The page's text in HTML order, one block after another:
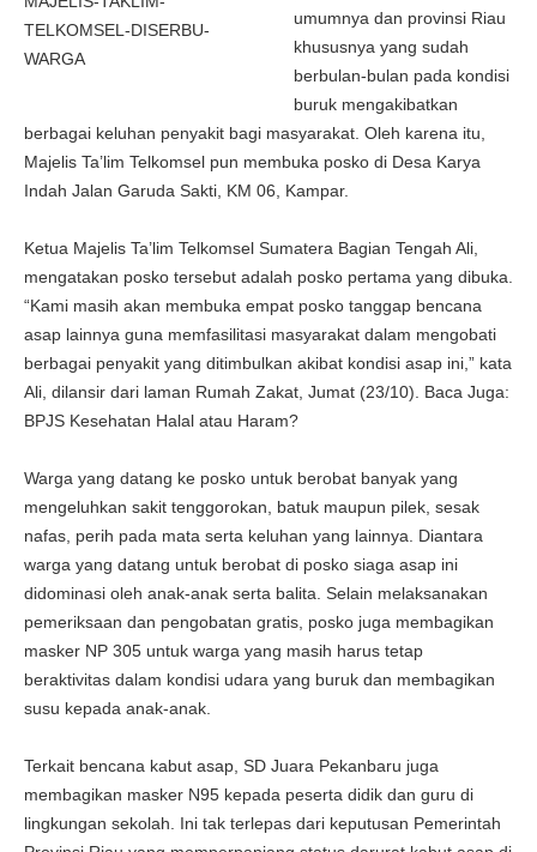
umumnya dan provinsi Riau
khususnya yang sudah
berbulan-bulan pada kondisi
buruk mengakibatkan
berbagai keluhan penyakit bagi masyarakat. Oleh karena itu,
Majelis Ta’lim Telkomsel pun membuka posko di Desa Karya
Indah Jalan Garuda Sakti, KM 06, Kampar.
Ketua Majelis Ta’lim Telkomsel Sumatera Bagian Tengah Ali,
mengatakan posko tersebut adalah posko pertama yang dibuka.
“Kami masih akan membuka empat posko tanggap bencana
asap lainnya guna memfasilitasi masyarakat dalam mengobati
berbagai penyakit yang ditimbulkan akibat kondisi asap ini,” kata
Ali, dilansir dari laman Rumah Zakat, Jumat (23/10). Baca Juga:
BPJS Kesehatan Halal atau Haram?
Warga yang datang ke posko untuk berobat banyak yang
mengeluhkan sakit tenggorokan, batuk maupun pilek, sesak
nafas, perih pada mata serta keluhan yang lainnya. Diantara
warga yang datang untuk berobat di posko siaga asap ini
didominasi oleh anak-anak serta balita. Selain melaksanakan
pemeriksaan dan pengobatan gratis, posko juga membagikan
masker NP 305 untuk warga yang masih harus tetap
beraktivitas dalam kondisi udara yang buruk dan membagikan
susu kepada anak-anak.
Terkait bencana kabut asap, SD Juara Pekanbaru juga
membagikan masker N95 kepada peserta didik dan guru di
lingkungan sekolah. Ini tak terlepas dari keputusan Pemerintah